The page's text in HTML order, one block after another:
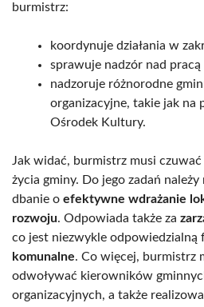
burmistrz:
koordynuje działania w
sprawuje nadzór nad
nadzoruje różnorodne
organizacyjne, takie jak na
Ośrodek Kultury.
Jak widać, burmistrz musi
życia gminy. Do jego zadań
dbanie o efektywne wdrażanie
rozwoju. Odpowiada także za
co jest niezwykle odpowiedzialną
komunalne. Co więcej, burmistrz
odwoływać kierowników
organizacyjnych, a także